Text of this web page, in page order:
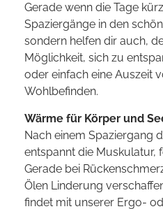
Gerade wenn die Tage
Spaziergänge in den
sondern helfen dir auch,
Möglichkeit, sich zu
oder einfach eine Auszeit
Wohlbefinden.
Wärme für Körper und
Nach einem Spaziergang
entspannt die Muskulatur,
Gerade bei
Ölen Linderung
findet mit unserer Ergo-